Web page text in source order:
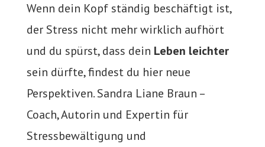
Wenn dein Kopf ständig beschäftigt ist,
der Stress nicht mehr wirklich aufhört
und du spürst, dass dein Leben leichter
sein dürfte, findest du hier neue
Perspektiven. Sandra Liane Braun –
Coach, Autorin und Expertin für
Stressbewältigung und